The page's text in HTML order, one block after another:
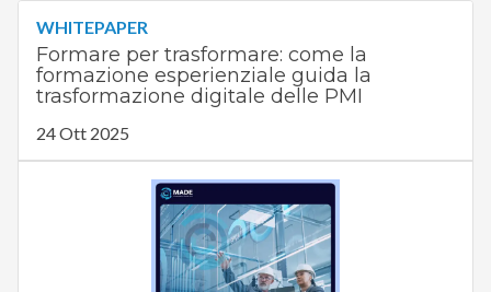
WHITEPAPER
Formare per trasformare: come la
formazione esperienziale guida la
trasformazione digitale delle PMI
24 Ott 2025